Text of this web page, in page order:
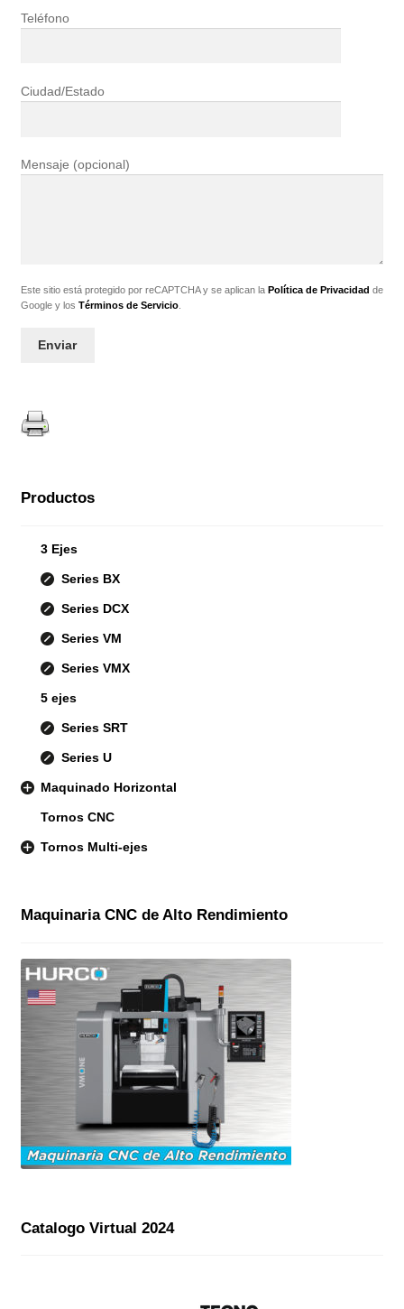
Teléfono
Ciudad/Estado
Mensaje (opcional)
Este sitio está protegido por reCAPTCHA y se aplican la Política de Privacidad de
Google y los Términos de Servicio.
Productos
3 Ejes
Series BX
Series DCX
Series VM
Series VMX
5 ejes
Series SRT
Series U
Maquinado Horizontal
Tornos CNC
Tornos Multi-ejes
Maquinaria CNC de Alto Rendimiento
Catalogo Virtual 2024